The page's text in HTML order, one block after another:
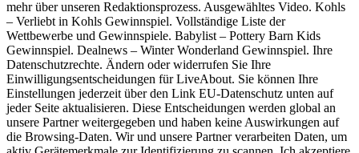
mehr über unseren Redaktionsprozess. Ausgewähltes Video. Kohls
– Verliebt in Kohls Gewinnspiel. Vollständige Liste der
Wettbewerbe und Gewinnspiele. Babylist – Pottery Barn Kids
Gewinnspiel. Dealnews – Winter Wonderland Gewinnspiel. Ihre
Datenschutzrechte. Ändern oder widerrufen Sie Ihre
Einwilligungsentscheidungen für LiveAbout. Sie können Ihre
Einstellungen jederzeit über den Link EU-Datenschutz unten auf
jeder Seite aktualisieren. Diese Entscheidungen werden global an
unsere Partner weitergegeben und haben keine Auswirkungen auf
die Browsing-Daten. Wir und unsere Partner verarbeiten Daten, um